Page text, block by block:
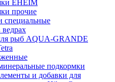
EHEIM
прочие
специальные
рыб AQUA-GRANDE
подкормки
и добавки для